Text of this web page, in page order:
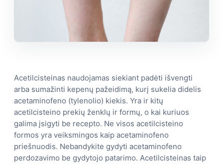
Acetilcisteinas naudojamas siekiant padėti išvengti
arba sumažinti kepenų pažeidimą, kurį sukelia didelis
acetaminofeno (tylenolio) kiekis. Yra ir kitų
acetilcisteino prekių ženklų ir formų, o kai kuriuos
galima įsigyti be recepto. Ne visos acetilcisteino
formos yra veiksmingos kaip acetaminofeno
priešnuodis. Nebandykite gydyti acetaminofeno
perdozavimo be gydytojo patarimo. Acetilcisteinas taip